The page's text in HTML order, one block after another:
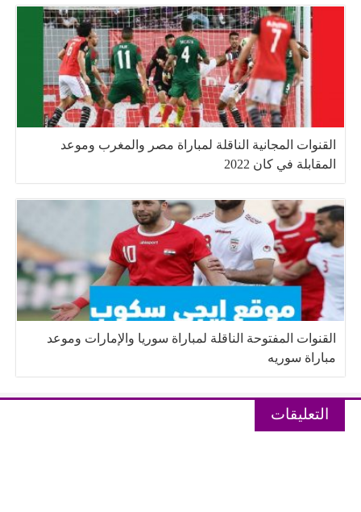
القنوات المجانية الناقلة لمباراة مصر والمغرب وموعد
المقابلة في كان 2022
القنوات المفتوحة الناقلة لمباراة سوريا والإمارات وموعد
مباراة سوريه
التعليقات